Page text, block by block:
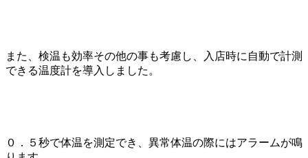
また、検温も効率その他の事も考慮し、入店時に自動で計測
できる温度計を導入しました。
０．５秒で体温を測定でき、異常体温の際にはアラームが鳴